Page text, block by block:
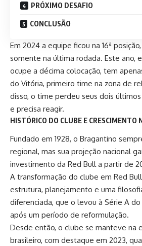
PRÓXIMO DESAFIO
CONCLUSÃO
Em 2024 a equipe ficou na 16ª
somente na última rodada. Este ano,
ocupe a décima colocação, tem
do Vitória, primeiro time na zona de
disso, o time perdeu seus dois
e precisa reagir.
HISTÓRICO DO CLUBE E CRESCIMENTO
Fundado em 1928, o Bragantino
regional, mas sua projeção nacional
investimento da Red Bull a partir de
A transformação do clube em Red
estrutura, planejamento e uma
diferenciada, que o levou à Série A
após um período de reformulação.
Desde então, o clube se manteve na
brasileiro, com destaque em 2023,